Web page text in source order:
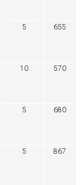
5 655
10 570
5 680
5 867